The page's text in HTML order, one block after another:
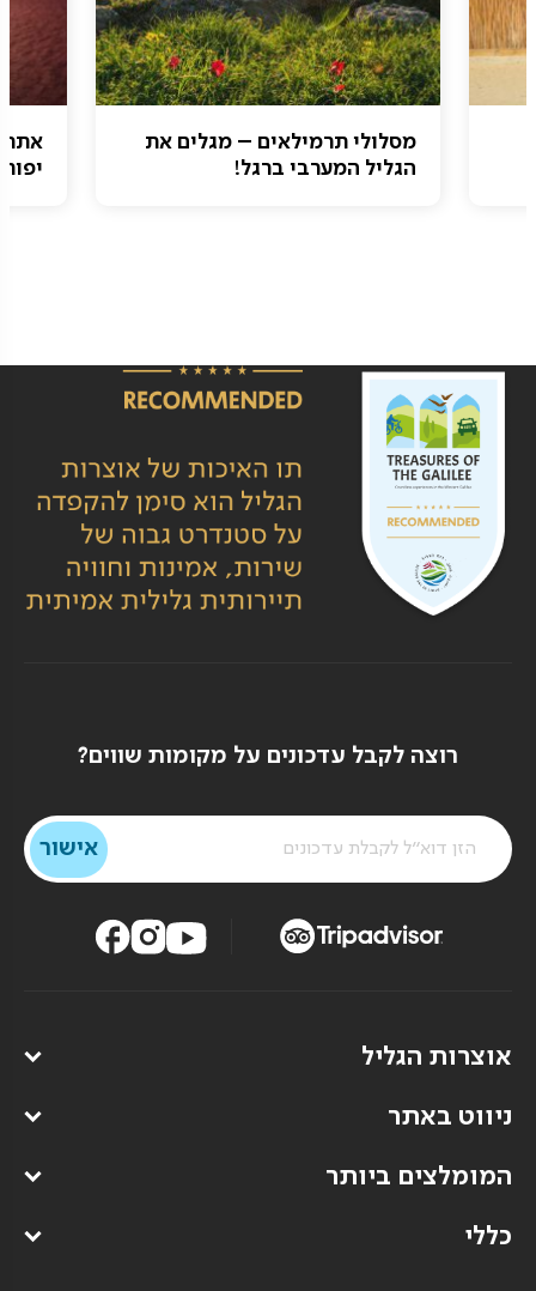
מסלולי תרמילאים – מגלים את
הגליל המערבי ברגל!
רוצה לקבל עדכונים על מקומות שווים?
אוצרות הגליל
ניווט באתר
המומלצים ביותר
כללי